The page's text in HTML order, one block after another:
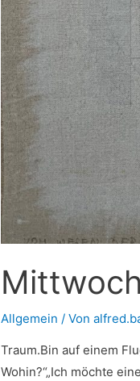
Allgemein / Von
Traum.Bin auf einem
Wohin?“„Ich möchte